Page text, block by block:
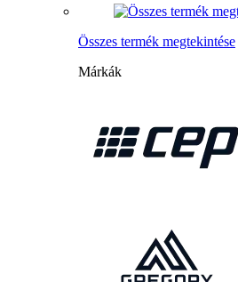
Összes termék megtekintése
Márkák